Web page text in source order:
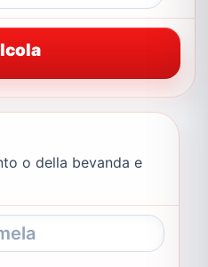
o della bevanda e